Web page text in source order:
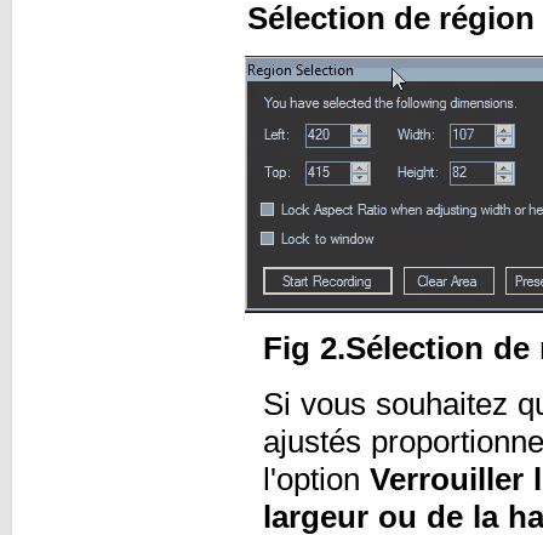
Sélection de région
Fig 2.Sélection de
Si vous souhaitez
ajustés
l'option Verrouiller
largeur ou de la